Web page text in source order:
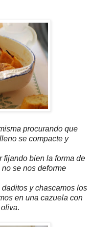
procurando que
se compacte y
fijando bien la forma de
se nos deforme
y chascamos los
en una cazuela con